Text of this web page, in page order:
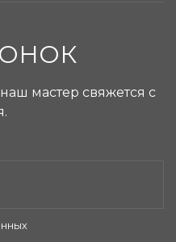
мастер свяжется с